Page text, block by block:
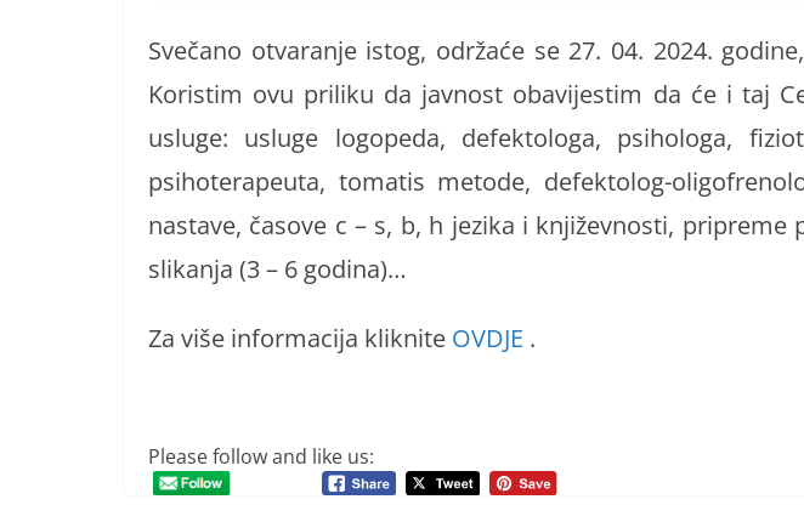
Svečano otvaranje istog, održaće se 27. 04. 2024.
Koristim ovu priliku da javnost obavijestim da će i taj
usluge: usluge logopeda, defektologa, psihologa,
psihoterapeuta, tomatis metode, defektolog-
nastave, časove c – s, b, h jezika i književnosti, pripreme
slikanja (3 – 6 godina)…
Za više informacija kliknite OVDJE .
Please follow and like us: